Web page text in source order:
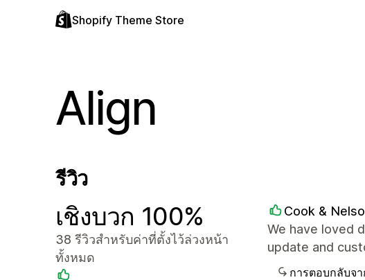
Shopify Theme Store
Align
รีวิว
เชิงบวก 100%
38 รีวิวสำหรับค่าที่ตั้งไว้ล่วงหน้า
ทั้งหมด
Cook &
We have loved
update and
การตอบกลับจ